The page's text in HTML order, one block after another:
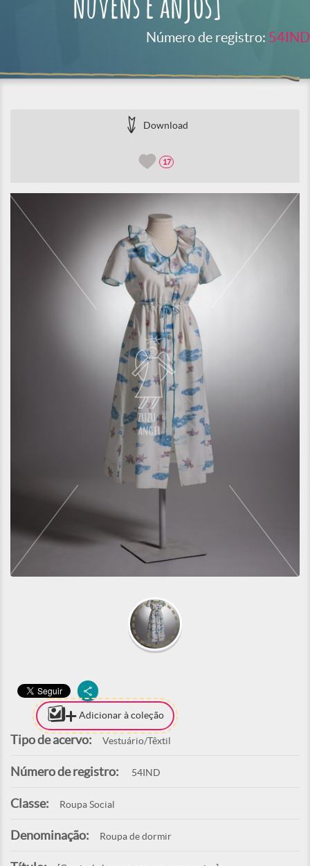
nuvens e anjos]
Número de registro: 54IND
Download
17
Adicionar à coleção
Tipo de acervo: Vestuário/Têxtil
Número de registro: 54IND
Classe: Roupa Social
Denominação: Roupa de dormir